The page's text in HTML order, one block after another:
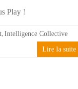
Play !
, Intelligence Collective
Lire la suite